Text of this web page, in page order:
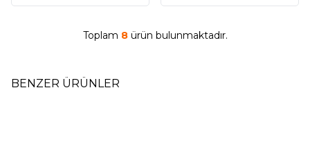
Toplam 8ürün bulunmaktadır.
BENZER ÜRÜNLER